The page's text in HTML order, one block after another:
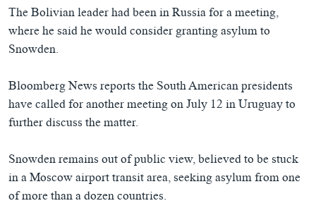
The Bolivian leader had been in Russia for a meeting,
where he said he would consider granting asylum to
Snowden.
Bloomberg News reports the South American presidents
have called for another meeting on July 12 in Uruguay to
further discuss the matter.
Snowden remains out of public view, believed to be stuck
in a Moscow airport transit area, seeking asylum from one
of more than a dozen countries.